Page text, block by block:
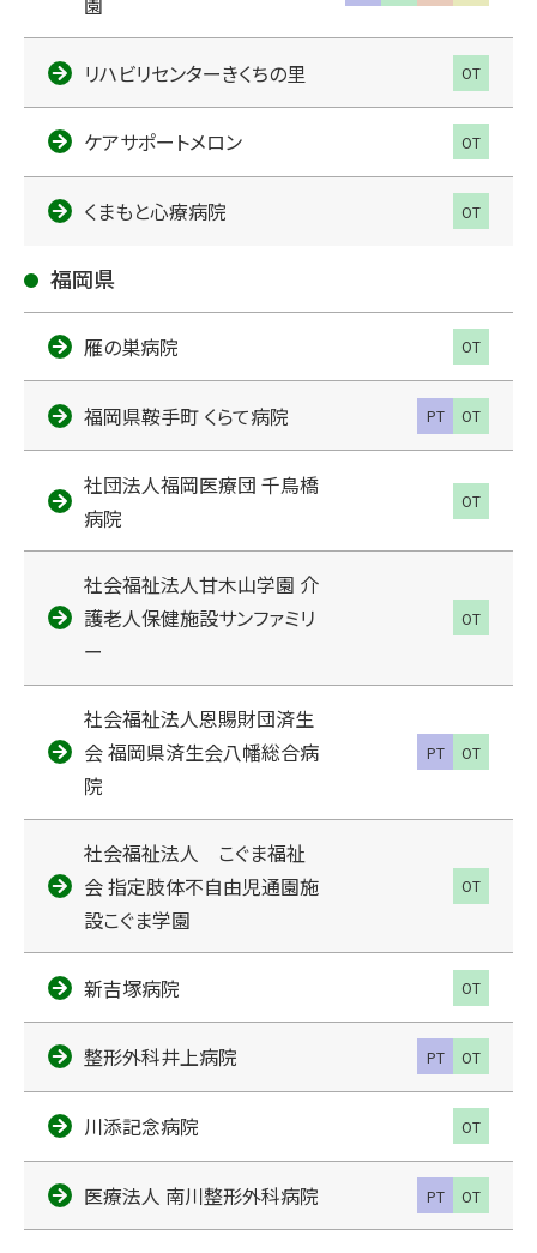
リハビリセンターきくちの里 OT
ケアサポートメロン OT
くまもと心療病院 OT
福岡県
雁の巣病院 OT
福岡県鞍手町 くらて病院 PT OT
社団法人福岡医療団 千鳥橋
病院
OT
社会福祉法人甘木山学園 介
護老人保健施設サンファミリ
ー
OT
社会福祉法人恩賜財団済生
会 福岡県済生会八幡総合病
院
PT OT
社会福祉法人 こぐま福祉
会 指定肢体不自由児通園施
設こぐま学園
OT
新吉塚病院 OT
整形外科井上病院 PT OT
川添記念病院 OT
医療法人 南川整形外科病院 PT OT